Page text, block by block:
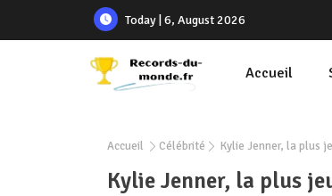
Today | 6, August 2026
Accueil
Accueil Célébrité Kylie Jenner, la plus
Kylie Jenner, la plus